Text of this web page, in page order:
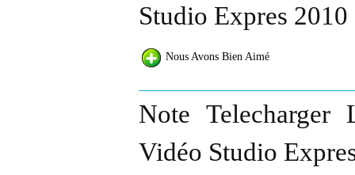
Studio Expres 2010
Nous Avons Bien Aimé
Note
Vidéo Studio